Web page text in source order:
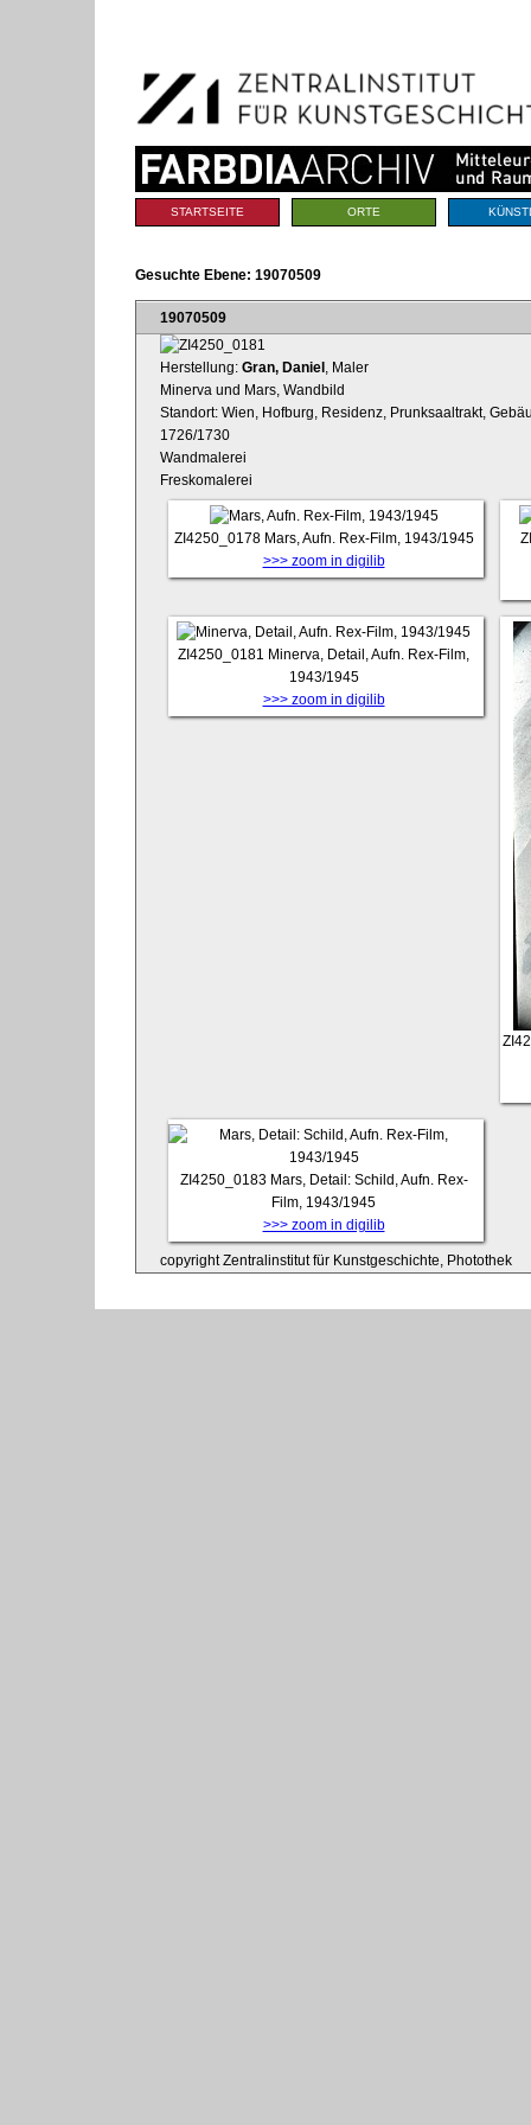
Navigation
Sektionen
STARTSEITE ORTE
Gesuchte Ebene: 19070509
19070509
Herstellung: Gran, Daniel , Maler
Minerva und Mars, Wandbild
Standort: Wien, Hofburg, Residenz, Prunksaaltrakt,
1726/1730
Wandmalerei
Freskomalerei
ZI4250_0178 Mars, Aufn. Rex-Film, 1943/1945
>>> zoom in digilib
ZI4250_0181 Minerva, Detail, Aufn. Rex-Film,
1943/1945
>>> zoom in digilib
ZI4250_0183 Mars, Detail: Schild, Aufn. Rex-
Film, 1943/1945
>>> zoom in digilib
copyright Zentralinstitut für Kunstgeschichte, Photothek